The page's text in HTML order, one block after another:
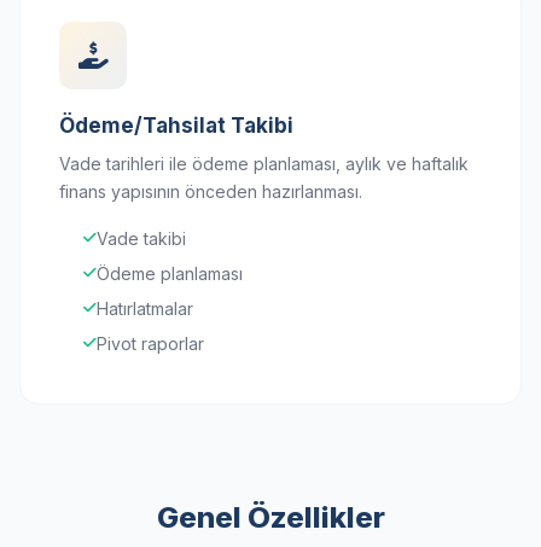
Ödeme/Tahsilat Takibi
Vade tarihleri ile ödeme planlaması, aylık ve haftalık
finans yapısının önceden hazırlanması.
Vade takibi
Ödeme planlaması
Hatırlatmalar
Pivot raporlar
Genel Özellikler